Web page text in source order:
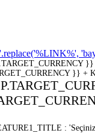
}}
}} +
: